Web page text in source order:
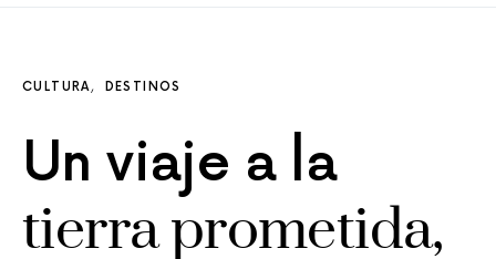
CULTURA DESTINOS
Un viaje a la
tierra prometida,